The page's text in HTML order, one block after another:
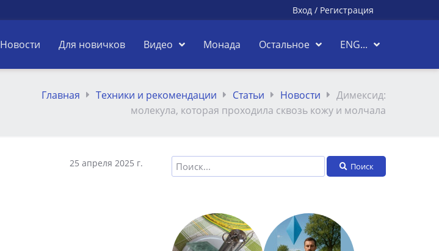
Вход / Регистрация
Новости Для новичков Видео Монада Остальное ENG...
Главная Техники и рекомендации Статьи Новости
Димексид:
молекула, которая проходила сквозь кожу и молчала
25 апреля 2025 г.
Поиск